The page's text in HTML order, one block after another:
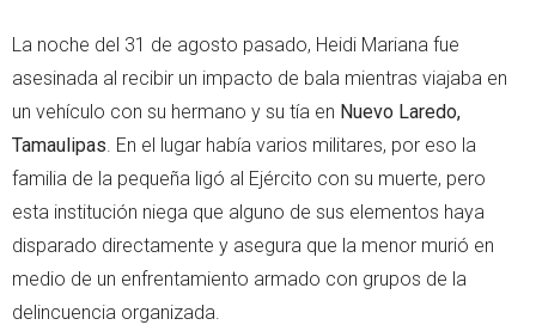
La noche del 31 de agosto pasado, Heidi Mariana fue
asesinada al recibir un impacto de bala mientras viajaba en
un vehículo con su hermano y su tía en Nuevo Laredo,
Tamaulipas . En el lugar había varios militares, por eso la
familia de la pequeña ligó al Ejército con su muerte, pero
esta institución niega que alguno de sus elementos haya
disparado directamente y asegura que la menor murió en
medio de un enfrentamiento armado con grupos de la
delincuencia organizada.